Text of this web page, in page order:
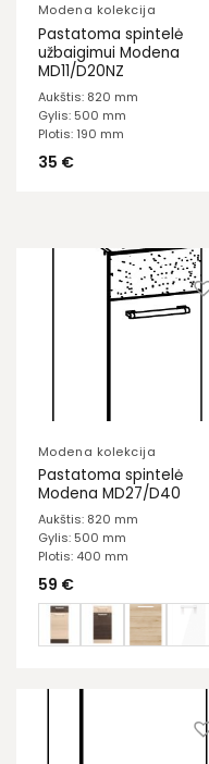
Modena kolekcija
Pastatoma spintelė
užbaigimui Modena
MD11/D20NZ
Aukštis: 820 mm
Gylis: 500 mm
Plotis: 190 mm
35 €
Modena kolekcija
Pastatoma spintelė
Modena MD27/D40
Aukštis: 820 mm
Gylis: 500 mm
Plotis: 400 mm
59 €